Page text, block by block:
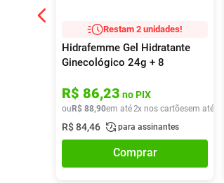
Restam 2 unidades!
Hidrafemme Gel Hidratante
Ginecológico 24g + 8
R$ 86,23 no PIX
ouR$ 88,90em até2x nos cartõesem até
R$84,46 para assinantes
Comprar